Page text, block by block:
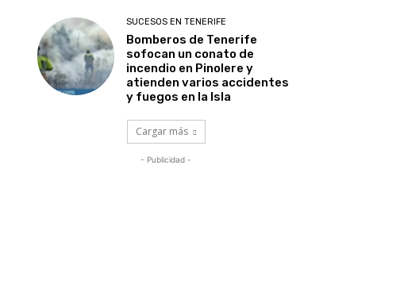
SUCESOS EN TENERIFE
Bomberos de Tenerife
sofocan un conato de
incendio en Pinolere y
atienden varios accidentes
y fuegos en la Isla
Cargar más
- Publicidad -